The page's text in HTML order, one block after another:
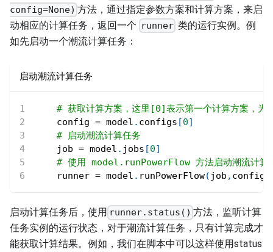
config=None) 方法，通过指定参数方案和计算方案，来启
动相应的计算任务，返回一个 runner 类的运行实例。例
如先启动一个潮流计算任务：
启动潮流计算任务
# 获取计算方案，这里[0]表示第一个计算方案，为
    config
= model . configs [0]
# 启动潮流计算任务
    job
= model . jobs [0]
# 使用 model.runPowerFlow 方法启动潮流计算
    runner
= model . runPowerFlow( job , config
启动计算任务后，使用 runner.status() 方法，监听计算
任务实例的运行状态，对于潮流计算任务，只有计算完成才
能获取计算结果。例如，我们在脚本中可以这样使用status